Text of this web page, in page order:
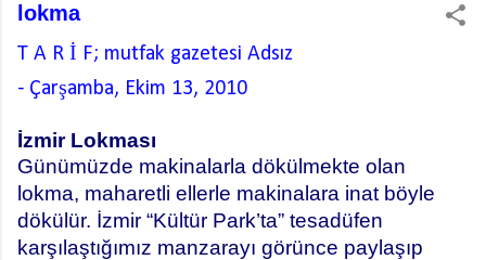
lokma
T A R İ F; mutfak gazetesi Adsız
- Çarşamba, Ekim 13, 2010
İzmir Lokması
Günümüzde makinalarla dökülmekte olan
lokma, maharetli ellerle makinalara inat böyle
dökülür. İzmir “Kültür Park’ta” tesadüfen
karşılaştığımız manzarayı görünce paylaşıp